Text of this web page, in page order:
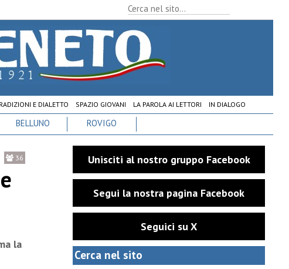
E DIALETTO SPAZIO GIOVANI LA PAROLA AI LETTORI IN DIALOGO
BELLUNO ROVIGO
36
la
Unisciti al nostro gruppo Facebook
Segui la nostra pagina Facebook
Seguici su X
Cerca nel sito